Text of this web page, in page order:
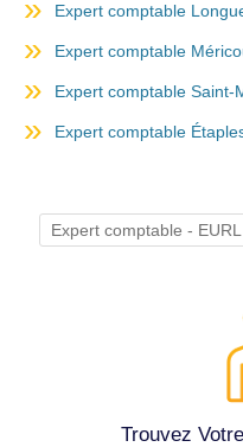
Expert comptable
Expert comptable
Expert comptable Saint-
Expert comptable
Expert comptable -
Trouvez